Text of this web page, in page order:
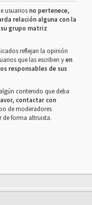
usuarios no pertenece,
relación alguna con la
grupo matriz
reflejan la opinión
que las escriben yen
responsables de sus
contenido que deba
contactar con
de moderadores
de forma altruista.